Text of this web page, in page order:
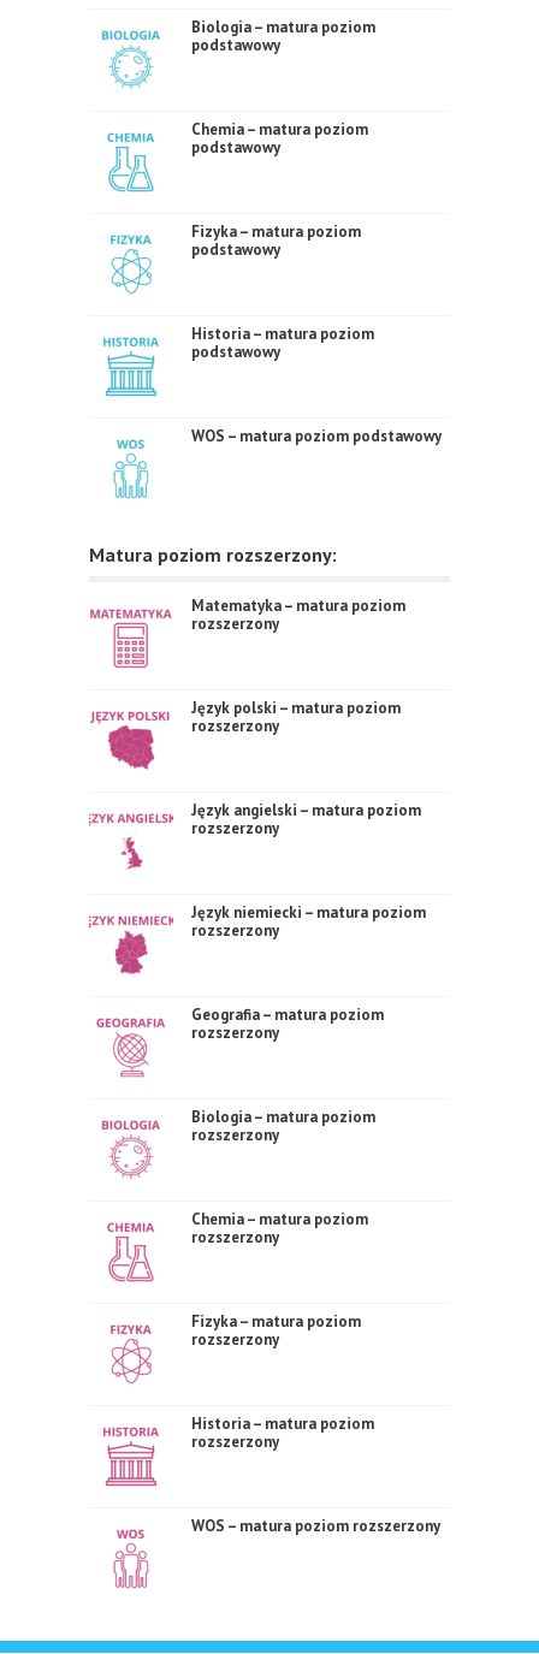
Biologia – matura poziom
podstawowy
Chemia – matura poziom
podstawowy
Fizyka – matura poziom
podstawowy
Historia – matura poziom
podstawowy
WOS – matura poziom podstawowy
Matura poziom rozszerzony:
Matematyka – matura poziom
rozszerzony
Język polski – matura poziom
rozszerzony
Język angielski – matura poziom
rozszerzony
Język niemiecki – matura poziom
rozszerzony
Geografia – matura poziom
rozszerzony
Biologia – matura poziom
rozszerzony
Chemia – matura poziom
rozszerzony
Fizyka – matura poziom
rozszerzony
Historia – matura poziom
rozszerzony
WOS – matura poziom rozszerzony